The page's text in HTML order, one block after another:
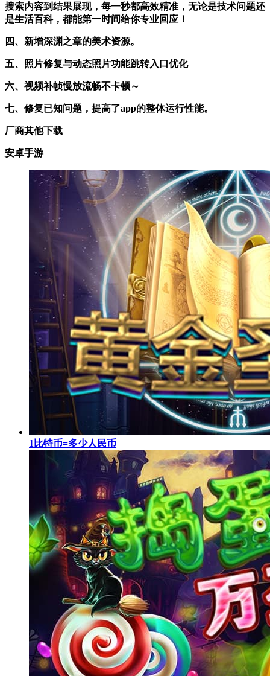
搜索内容到结果展现，每一秒都高效精准，无论是技术问题还
是生活百科，都能第一时间给你专业回应！
四、新增深渊之章的美术资源。
五、照片修复与动态照片功能跳转入口优化
六、视频补帧慢放流畅不卡顿～
七、修复已知问题，提高了app的整体运行性能。
厂商其他下载
安卓手游
1比特币=多少人民币